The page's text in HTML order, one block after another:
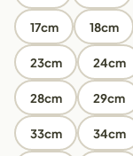
17cm 18cm
23cm 24cm
28cm 29cm
33cm 34cm